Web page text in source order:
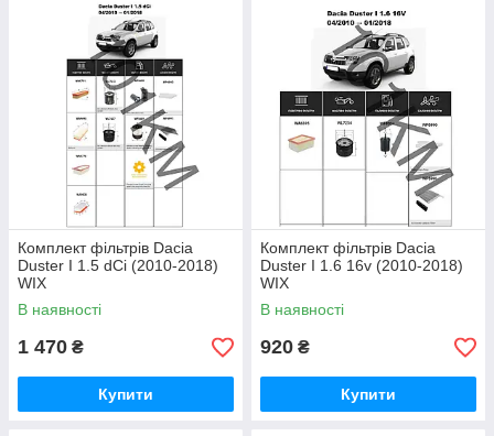
Комплект фільтрів Dacia
Duster I 1.5 dCi (2010-2018)
WIX
В наявності
1 470 ₴
Купити
Комплект фільтрів Dacia
Duster I 1.6 16v (2010-2018)
WIX
В наявності
920 ₴
Купити